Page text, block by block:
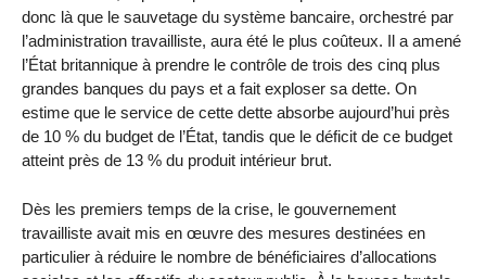
donc là que le sauvetage du système bancaire, orchestré par
l’administration travailliste, aura été le plus coûteux. Il a amené
l’État britannique à prendre le contrôle de trois des cinq plus
grandes banques du pays et a fait exploser sa dette. On
estime que le service de cette dette absorbe aujourd’hui près
de 10 % du budget de l’État, tandis que le déficit de ce budget
atteint près de 13 % du produit intérieur brut.
Dès les premiers temps de la crise, le gouvernement
travailliste avait mis en œuvre des mesures destinées en
particulier à réduire le nombre de bénéficiaires d’allocations